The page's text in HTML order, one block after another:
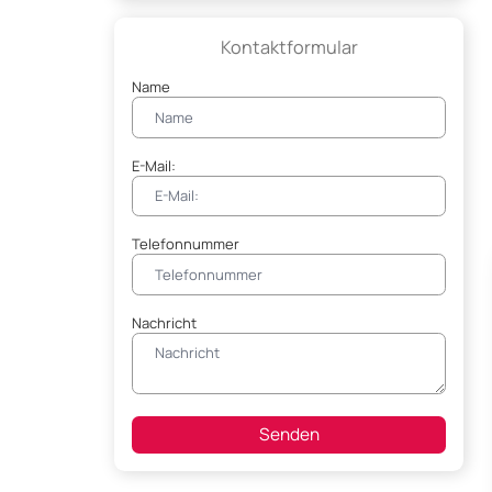
Kontaktformular
Name
E-Mail:
Telefonnummer
Nachricht
Senden